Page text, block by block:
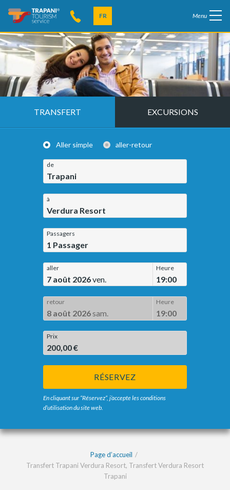
FR Menu
TRANSFERT EXCURSIONS
Aller simple aller-retour
de
Trapani
à
Verdura Resort
Passagers
1 Passager
aller
7 août 2026ven.
Heure
19:00
retour
8 août 2026sam.
Heure
19:00
Prix
200,00 €
RÉSERVEZ
En cliquant sur “Réservez”, j’accepte les conditions
d’utilisation du site web.
Page d’accueil
Transfert Trapani Verdura Resort, Transfert Verdura Resort
Trapani